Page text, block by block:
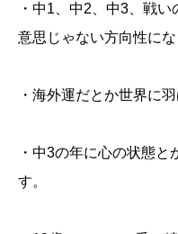
・中1、中2、中3、戦
意思じゃない方向性にな
・海外運だとか世界に
・中3の年に心の状態と
す。